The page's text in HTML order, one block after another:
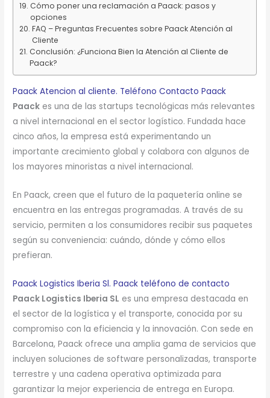
Cómo poner una reclamación a Paack: pasos y
opciones
FAQ – Preguntas Frecuentes sobre Paack Atención al
Cliente
Conclusión: ¿Funciona Bien la Atención al Cliente de
Paack?
Paack Atencion al cliente. Teléfono Contacto Paack
Paack es una de las startups tecnológicas más relevantes
a nivel internacional en el sector logístico. Fundada hace
cinco años, la empresa está experimentando un
importante crecimiento global y colabora con algunos de
los mayores minoristas a nivel internacional.
En Paack, creen que el futuro de la paquetería online se
encuentra en las entregas programadas. A través de su
servicio, permiten a los consumidores recibir sus paquetes
según su conveniencia: cuándo, dónde y cómo ellos
prefieran.
Paack Logistics Iberia Sl. Paack teléfono de contacto
Paack Logistics Iberia SL es una empresa destacada en
el sector de la logística y el transporte, conocida por su
compromiso con la eficiencia y la innovación. Con sede en
Barcelona, Paack ofrece una amplia gama de servicios que
incluyen soluciones de software personalizadas, transporte
terrestre y una cadena operativa optimizada para
garantizar la mejor experiencia de entrega en Europa.